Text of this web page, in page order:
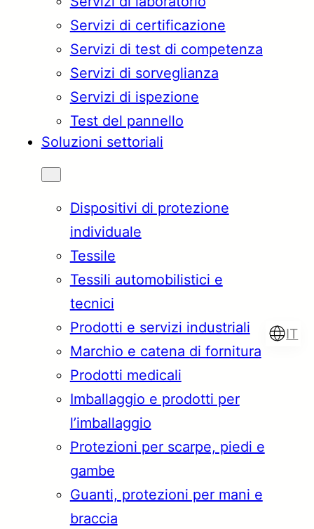
Servizi di certificazione
Servizi di test di competenza
Servizi di sorveglianza
Servizi di ispezione
Test del pannello
Soluzioni settoriali
Dispositivi di protezione
individuale
Tessile
Tessili automobilistici e
tecnici
Prodotti e servizi industriali
Marchio e catena di fornitura
Prodotti medicali
Imballaggio e prodotti per
l’imballaggio
Protezioni per scarpe, piedi e
gambe
Guanti, protezioni per mani e
braccia
IT
Türkçe
Français Italiano